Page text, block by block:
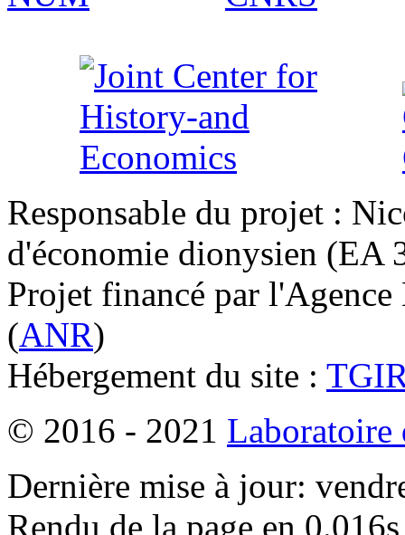
Responsable du projet :
d'économie dionysien
Projet financé par l'Agence
(ANR)
Hébergement du site :
© 2016 - 2021 Laboratoire
Dernière mise à jour:
Rendu de la page en 0.016s